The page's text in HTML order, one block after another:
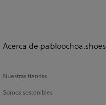
Acerca de pabloochoa.shoes
Nuestras tiendas
Somos sostenibles